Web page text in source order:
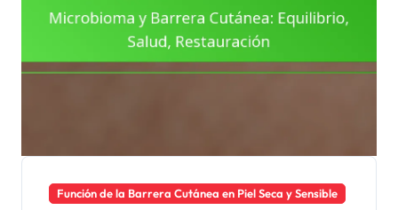
Función de la Barrera Cutánea en Piel Seca y Sensible